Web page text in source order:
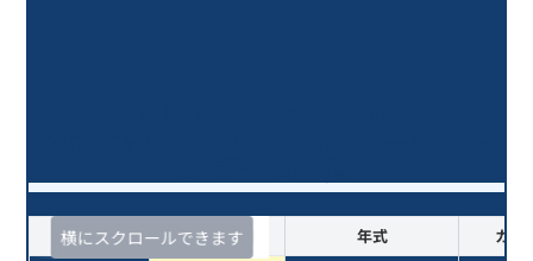
横にスクロールできます
査定時期 セルカ実績 年式 カラ